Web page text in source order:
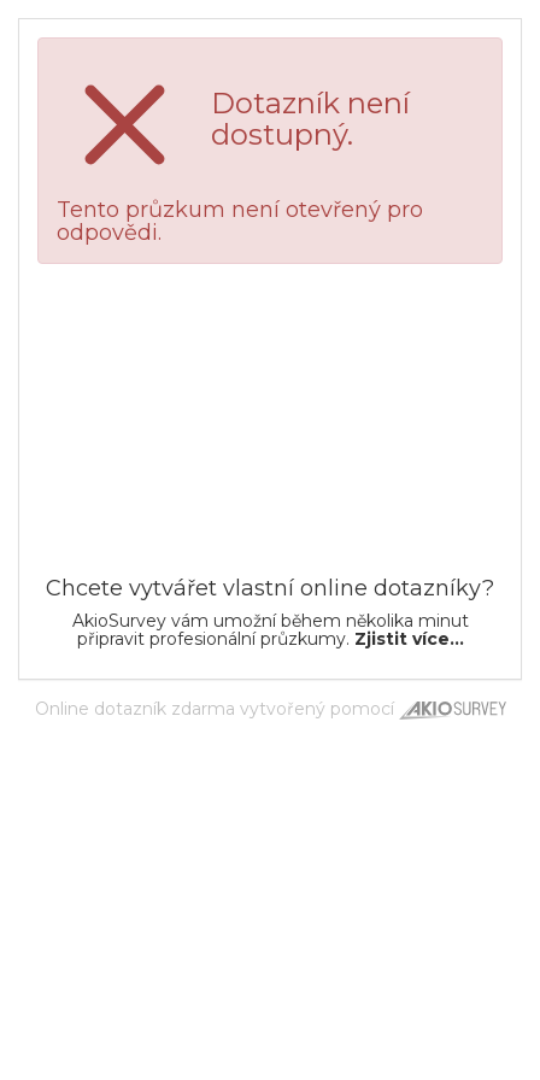
Dotazník není
dostupný.
Tento průzkum není otevřený pro
odpovědi.
Chcete vytvářet vlastní online dotazníky?
AkioSurvey vám umožní během několika minut
připravit profesionální průzkumy. Zjistit více...
Online dotazník zdarma vytvořený pomocí